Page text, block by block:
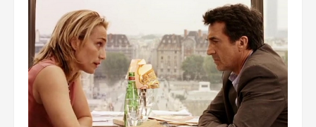
por
el
retiro
de
los
equipos
de
proyección
en
la
Sala
Piazzolla